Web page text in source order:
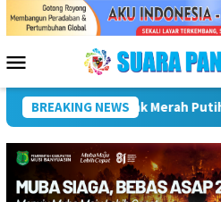
Menu
Mobile
BREAKING NEWS
Pariwisata Plt Bupati